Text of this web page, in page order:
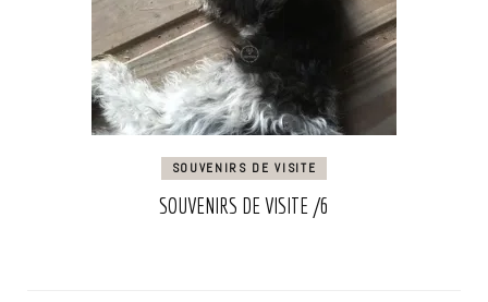
SOUVENIRS DE VISITE
SOUVENIRS DE VISITE /6